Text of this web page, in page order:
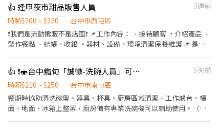
👍 逢甲夜市甜品販售人員
3週前
時薪$200 ~ $220
台中市西屯區
❗️我們是流動攤販不是店面❗️ 📌工作內容： ．接待顧客 ·介紹產品 ．
製作餐點 ．結帳、收銀 ·器材、設備、環境清潔保養維護 📌 是流
禁止美甲 ✅這裡是一個大家都很認真工作的工作環境，同事都很友
善，很健談，大家很喜歡店裡忙碌的工作環境，偶爾不定期有聚
會，歡迎一同喜歡忙碌的人加入我們這個大家庭！ 📌上班時間： 週
一～週五：17:30-23:00 19:00-22:00 週六：A)16:30-23:00 B）
👍 ❗️🍣台中鮨旬「誠徵-洗碗人員」可長期配合者為優先考量。（週日、週一店休）
5天前
時薪$210 ~ $250
台中市南屯區
餐期時協助清洗碗盤、器具、杯具、廚房區域清潔、工作爐台、檯
面、地面、冰箱上整潔，廚房備有專業洗碗機可以輔助使用。（廚